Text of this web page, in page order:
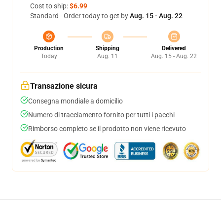
Cost to ship:$6.99
Standard - Order today to get byAug. 15 - Aug. 22
Production
Today
Shipping
Aug. 11
Delivered
Aug. 15 - Aug. 22
Transazione sicura
Consegna mondiale a domicilio
Numero di tracciamento fornito per tutti i pacchi
Rimborso completo se il prodotto non viene ricevuto